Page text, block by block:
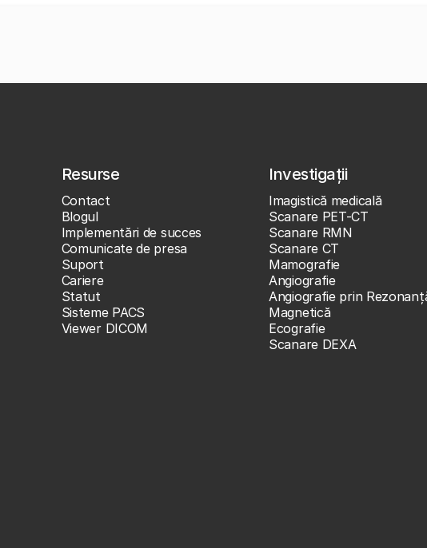
Resurse
Contact
Blogul
Implementări de succes
Comunicate de presa
Suport
Cariere
Statut
Sisteme PACS
Viewer DICOM
Investigații
Imagistică medicală
Scanare PET-CT
Scanare RMN
Scanare CT
Mamografie
Angiografie
Angiografie prin
Magnetică
Ecografie
Scanare DEXA